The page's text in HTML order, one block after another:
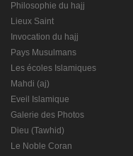
Philosophie du hajj
Lieux Saint
Invocation du hajj
Pays Musulmans
Les écoles Islamiques
Mahdi (aj)
Eveil Islamique
Galerie des Photos
Dieu (Tawhid)
Le Noble Coran